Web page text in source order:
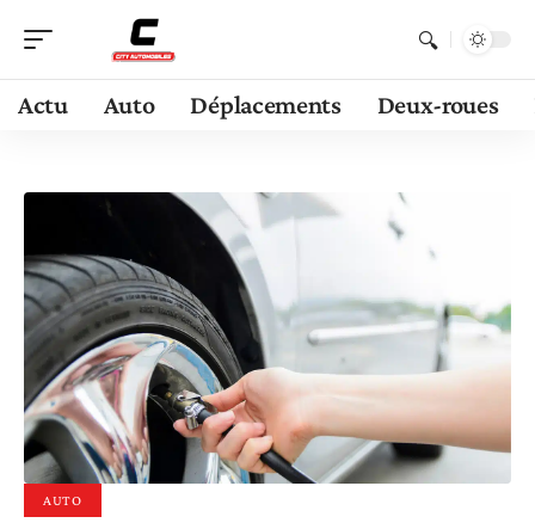
Actu Auto Déplacements Deux-roues
AUTO